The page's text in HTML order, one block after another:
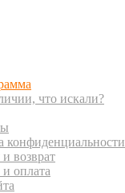
что искали?
конфиденциальности
возврат
и оплата